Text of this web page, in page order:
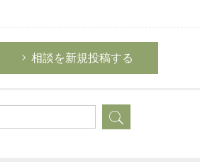
相談を新規投稿する